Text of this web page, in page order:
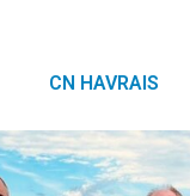
CN HAVRAIS